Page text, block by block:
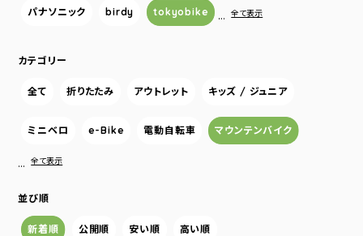
パナソニック birdy tokyobike … 全て表示
カテゴリー
全て 折りたたみ アウトレット キッズ / ジュニア
ミニベロ e-Bike 電動自転車 マウンテンバイク
… 全て表示
並び順
新着順 公開順 安い順 高い順